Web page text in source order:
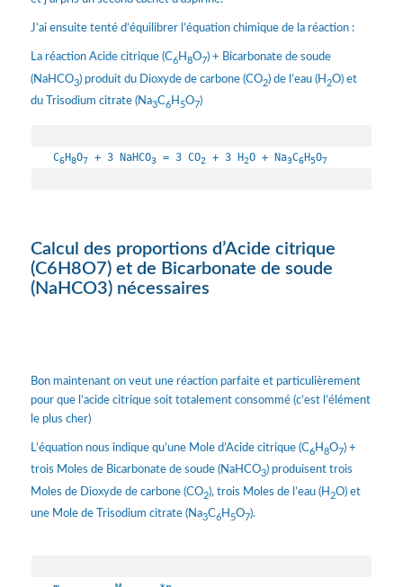
J’ai ensuite tenté d’équilibrer l’équation chimique de la réaction :
La réaction Acide citrique (C6H8O7) + Bicarbonate de soude
(NaHCO3) produit du Dioxyde de carbone (CO2) de l’eau (H2O) et
du Trisodium citrate (Na3C6H 5O7)
C6 H8O7 + 3 NaHCO3 = 3 CO2 + 3 H2O + Na3C6 H5O7
Calcul des proportions d’Acide citrique
(C6H8O7) et de Bicarbonate de soude
(NaHCO3) nécessaires
Bon maintenant on veut une réaction parfaite et particulièrement
pour que l’acide citrique soit totalement consommé (c’est l’élément
le plus cher)
L’équation nous indique qu’une Mole d’Acide citrique (C6 H8O7) +
trois Moles de Bicarbonate de soude (NaHCO3) produisent trois
Moles de Dioxyde de carbone (CO2), trois Moles de l’eau (H2O) et
une Mole de Trisodium citrate (Na3C6H 5O7).